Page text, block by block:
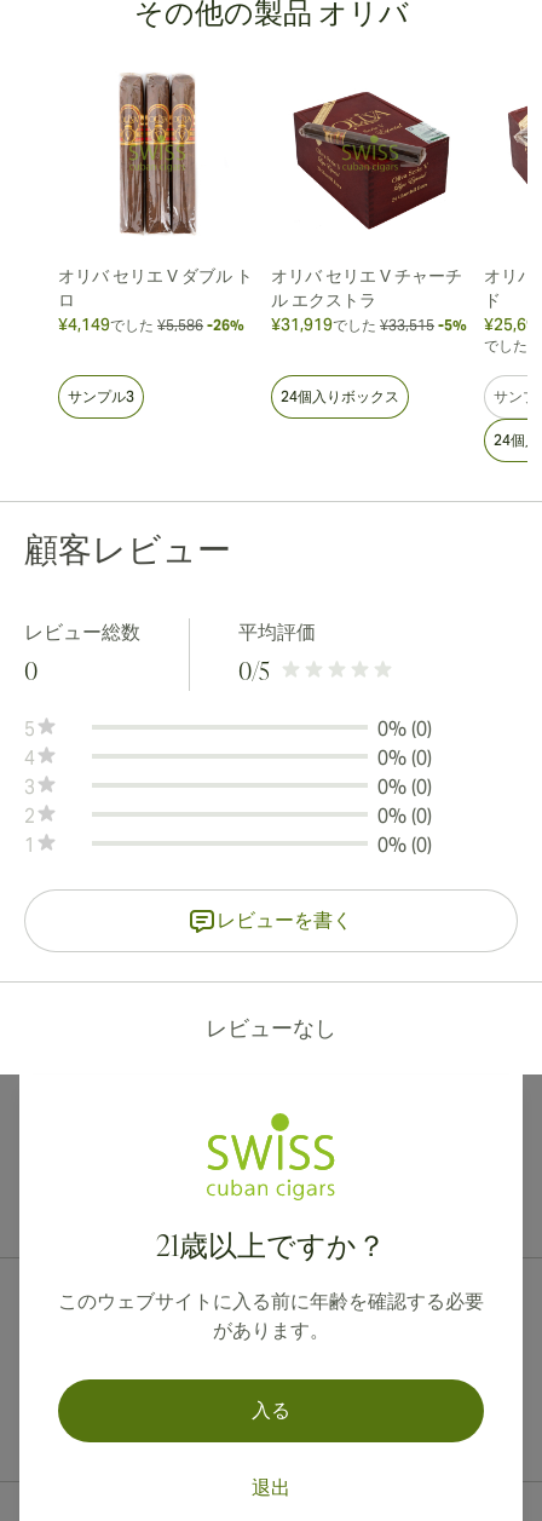
その他の製品 オリバ
オリバ セリエ V ダブル ト
ロ
¥4,149でした ¥5,586 -26%
サンプル3
オリバ セリエ V チャーチ
ル エクストラ
¥31,919でした ¥33,515 -5%
24個入りボックス
オリバ
ド
でした
サンプ
24個
顧客レビュー
レビュー総数
0
平均評価
0/5
5
0% (0)
4
0% (0)
3
0% (0)
2
0% (0)
1
0% (0)
レビューを書く
レビューなし
21歳以上ですか？
このウェブサイトに入る前に年齢を確認する必要
があります。
入る
退出